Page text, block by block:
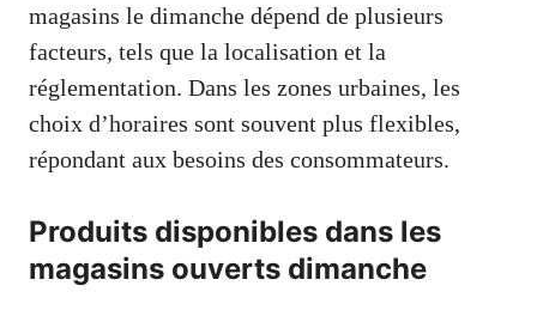
magasins le dimanche dépend de plusieurs
facteurs, tels que la localisation et la
réglementation. Dans les zones urbaines, les
choix d’horaires sont souvent plus flexibles,
répondant aux besoins des consommateurs.
Produits disponibles dans les
magasins ouverts dimanche